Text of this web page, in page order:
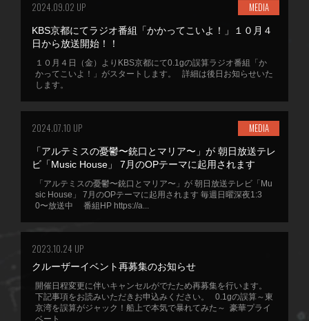
2024.09.02 UP MEDIA
KBS京都にてラジオ番組「かかってこいよ！」１０月４
日から放送開始！！
１０月４日（金）よりKBS京都にて0.1gの誤算ラジオ番組「か
かってこいよ！」がスタートします。 詳細は後日お知らせいた
します。
2024.07.10 UP MEDIA
「アルテミスの憂鬱〜銃口とマリア〜」が 朝日放送テレ
ビ「Music House」 7月のOPテーマに起用されます
「アルテミスの憂鬱〜銃口とマリア〜」が 朝日放送テレビ「Mu
sic House」 7月のOPテーマに起用されます 毎週日曜深夜1:3
0〜放送中 番組HP https://a...
2023.10.24 UP
クルーザーイベント再募集のお知らせ
開催日程変更に伴いキャンセルがでたため再募集を行います。
下記事項をお読みいただきお申込みください。 0.1gの誤算～東
京湾を誤算がジャック！船上で本気で暴れてみた～ 豪華プライ